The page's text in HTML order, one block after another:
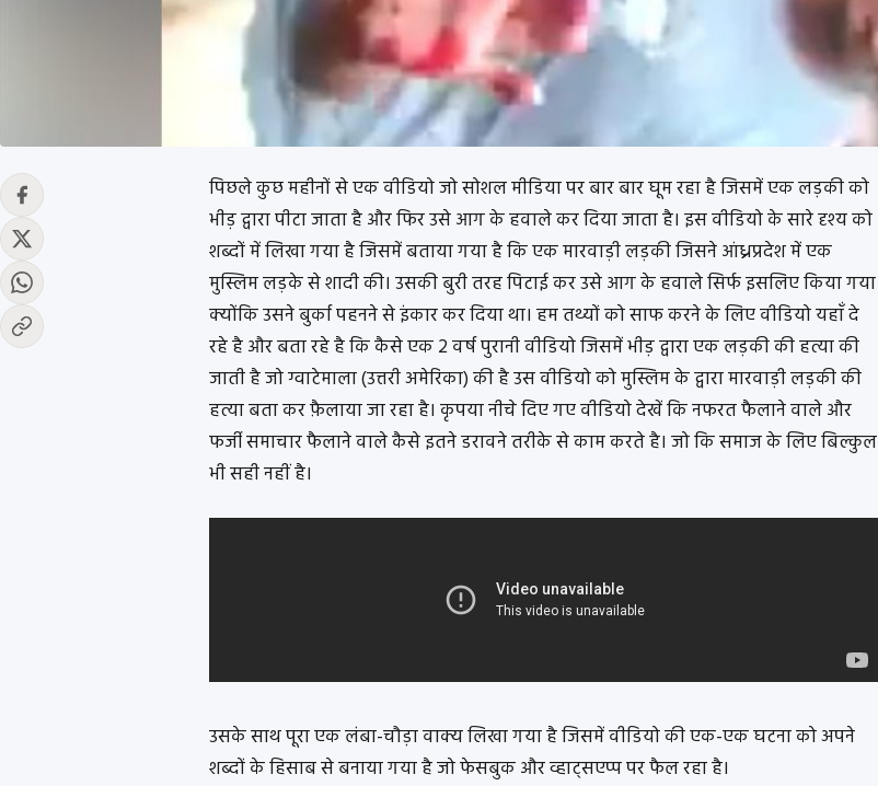
पिछले कुछ महीनों से एक वीडियो जो सोशल मीडिया पर बार बार घूम रहा है जिसमें एक लड़की को
भीड़ द्वारा पीटा जाता है और फिर उसे आग के हवाले कर दिया जाता है। इस वीडियो के सारे दृश्य को
शब्दों में लिखा गया है जिसमें बताया गया है कि एक मारवाड़ी लड़की जिसने आंध्रप्रदेश में एक
मुस्लिम लड़के से शादी की। उसकी बुरी तरह पिटाई कर उसे आग के हवाले सिर्फ इसलिए किया गया
क्योंकि उसने बुर्का पहनने से इंकार कर दिया था। हम तथ्यों को साफ करने के लिए वीडियो यहाँ दे
रहे है और बता रहे है कि कैसे एक 2 वर्ष पुरानी वीडियो जिसमें भीड़ द्वारा एक लड़की की हत्या की
जाती है जो ग्वाटेमाला (उत्तरी अमेरिका) की है उस वीडियो को मुस्लिम के द्वारा मारवाड़ी लड़की की
हत्या बता कर फ़ैलाया जा रहा है। कृपया नीचे दिए गए वीडियो देखें कि नफरत फैलाने वाले और
फर्जी समाचार फैलाने वाले कैसे इतने डरावने तरीके से काम करते है। जो कि समाज के लिए बिल्कुल
भी सही नहीं है।
उसके साथ पूरा एक लंबा-चौड़ा वाक्य लिखा गया है जिसमें वीडियो की एक-एक घटना को अपने
शब्दों के हिसाब से बनाया गया है जो फेसबुक और व्हाट्सएप्प पर फैल रहा है।